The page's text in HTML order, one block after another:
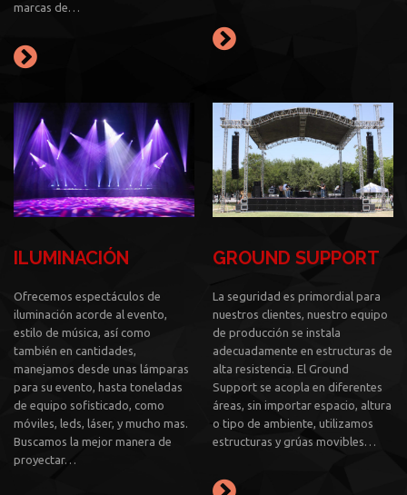
marcas de…
ILUMINACIÓN
Ofrecemos espectáculos de
iluminación acorde al evento,
estilo de música, así como
también en cantidades,
manejamos desde unas lámparas
para su evento, hasta toneladas
de equipo sofisticado, como
móviles, leds, láser, y mucho mas.
Buscamos la mejor manera de
proyectar…
GROUND SUPPORT
La seguridad es primordial para
nuestros clientes, nuestro equipo
de producción se instala
adecuadamente en estructuras de
alta resistencia. El Ground
Support se acopla en diferentes
áreas, sin importar espacio, altura
o tipo de ambiente, utilizamos
estructuras y grúas movibles…